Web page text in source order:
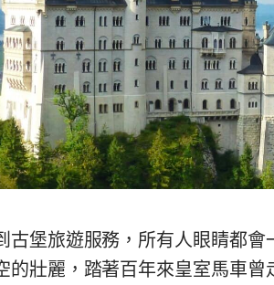
古堡旅遊服務，所有人眼睛都
的壯麗，踏著百年來皇室馬車